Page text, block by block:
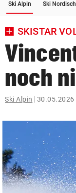
pin_drop
Wien
bookmark
search
Suchbegriff
eingeben
© Krone Multimedia
Muthgasse 2, 1190
Ski Alpin Ski Nordisch
SKISTAR
noch
Ski Alpin 30.05.2026